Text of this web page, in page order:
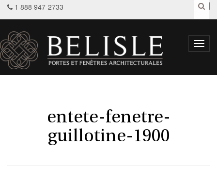
1 888 947-2733
entete-fenetre-
guillotine-1900